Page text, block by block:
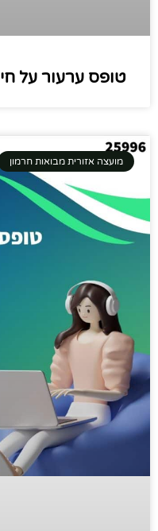
טופס ערעור על
מועצה אזורית מבואות חרמון